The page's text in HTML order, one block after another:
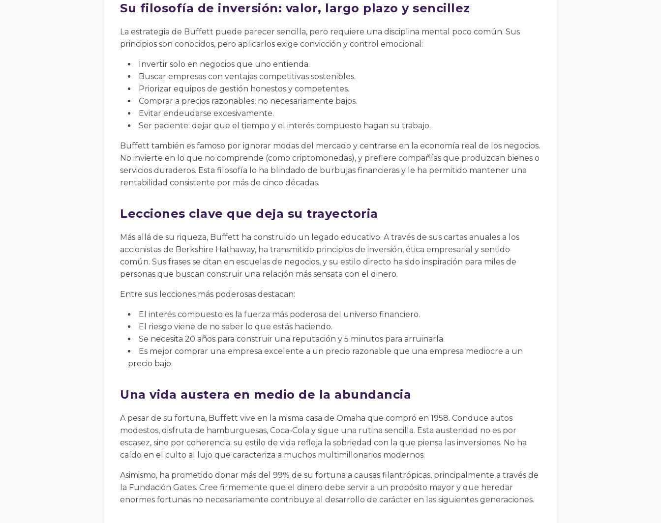
Su filosofía de inversión: valor, largo plazo y sencillez
La estrategia de Buffett puede parecer sencilla, pero requiere una disciplina mental poco común. Sus
principios son conocidos, pero aplicarlos exige convicción y control emocional:
Invertir solo en negocios que uno entienda.
Buscar empresas con ventajas competitivas sostenibles.
Priorizar equipos de gestión honestos y competentes.
Comprar a precios razonables, no necesariamente bajos.
Evitar endeudarse excesivamente.
Ser paciente: dejar que el tiempo y el interés compuesto hagan su trabajo.
Buffett también es famoso por ignorar modas del mercado y centrarse en la economía real de los negocios.
No invierte en lo que no comprende (como criptomonedas), y prefiere compañías que produzcan bienes o
servicios duraderos. Esta filosofía lo ha blindado de burbujas financieras y le ha permitido mantener una
rentabilidad consistente por más de cinco décadas.
Lecciones clave que deja su trayectoria
Más allá de su riqueza, Buffett ha construido un legado educativo. A través de sus cartas anuales a los
accionistas de Berkshire Hathaway, ha transmitido principios de inversión, ética empresarial y sentido
común. Sus frases se citan en escuelas de negocios, y su estilo directo ha sido inspiración para miles de
personas que buscan construir una relación más sensata con el dinero.
Entre sus lecciones más poderosas destacan:
El interés compuesto es la fuerza más poderosa del universo financiero.
El riesgo viene de no saber lo que estás haciendo.
Se necesita 20 años para construir una reputación y 5 minutos para arruinarla.
Es mejor comprar una empresa excelente a un precio razonable que una empresa mediocre a un
precio bajo.
Una vida austera en medio de la abundancia
A pesar de su fortuna, Buffett vive en la misma casa de Omaha que compró en 1958. Conduce autos
modestos, disfruta de hamburguesas, Coca-Cola y sigue una rutina sencilla. Esta austeridad no es por
escasez, sino por coherencia: su estilo de vida refleja la sobriedad con la que piensa las inversiones. No ha
caído en el culto al lujo que caracteriza a muchos multimillonarios modernos.
Asimismo, ha prometido donar más del 99% de su fortuna a causas filantrópicas, principalmente a través de
la Fundación Gates. Cree firmemente que el dinero debe servir a un propósito mayor y que heredar
enormes fortunas no necesariamente contribuye al desarrollo de carácter en las siguientes generaciones.